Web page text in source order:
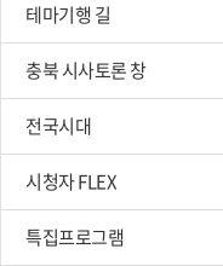
테마기행 길
충북 시사토론 창
전국시대
시청자 FLEX
특집프로그램